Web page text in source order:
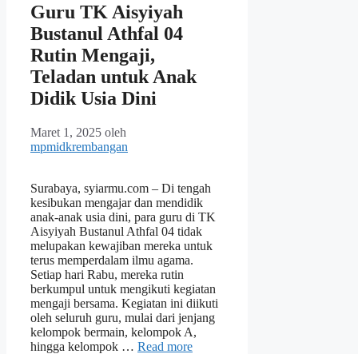
Guru TK Aisyiyah
Bustanul Athfal 04
Rutin Mengaji,
Teladan untuk Anak
Didik Usia Dini
Maret 1, 2025 oleh
mpmidkrembangan
Surabaya, syiarmu.com – Di tengah
kesibukan mengajar dan mendidik
anak-anak usia dini, para guru di TK
Aisyiyah Bustanul Athfal 04 tidak
melupakan kewajiban mereka untuk
terus memperdalam ilmu agama.
Setiap hari Rabu, mereka rutin
berkumpul untuk mengikuti kegiatan
mengaji bersama. Kegiatan ini diikuti
oleh seluruh guru, mulai dari jenjang
kelompok bermain, kelompok A,
hingga kelompok … Read more